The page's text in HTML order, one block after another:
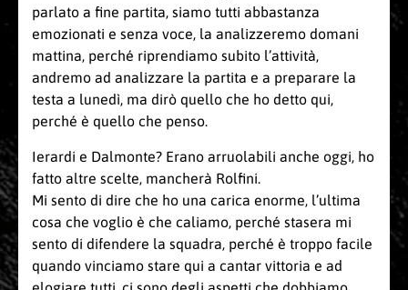
parlato a fine partita, siamo tutti abbastanza
emozionati e senza voce, la analizzeremo domani
mattina, perché riprendiamo subito l’attività,
andremo ad analizzare la partita e a preparare la
testa a lunedì, ma dirò quello che ho detto qui,
perché è quello che penso.
Ierardi e Dalmonte? Erano arruolabili anche oggi, ho
fatto altre scelte, mancherà Rolfini.
Mi sento di dire che ho una carica enorme, l’ultima
cosa che voglio è che caliamo, perché stasera mi
sento di difendere la squadra, perché è troppo facile
quando vinciamo stare qui a cantar vittoria e ad